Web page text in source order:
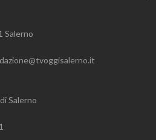
Salerno
Salerno